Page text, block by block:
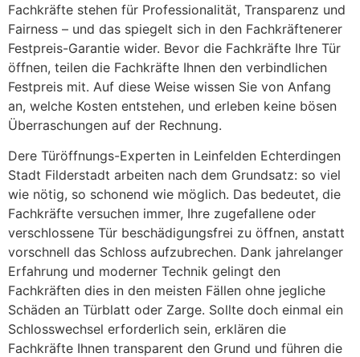
Fachkräfte stehen für Professionalität, Transparenz und
Fairness – und das spiegelt sich in den Fachkräftenerer
Festpreis-Garantie wider. Bevor die Fachkräfte Ihre Tür
öffnen, teilen die Fachkräfte Ihnen den verbindlichen
Festpreis mit. Auf diese Weise wissen Sie von Anfang
an, welche Kosten entstehen, und erleben keine bösen
Überraschungen auf der Rechnung.
Dere Türöffnungs-Experten in Leinfelden Echterdingen
Stadt Filderstadt arbeiten nach dem Grundsatz: so viel
wie nötig, so schonend wie möglich. Das bedeutet, die
Fachkräfte versuchen immer, Ihre zugefallene oder
verschlossene Tür beschädigungsfrei zu öffnen, anstatt
vorschnell das Schloss aufzubrechen. Dank jahrelanger
Erfahrung und moderner Technik gelingt den
Fachkräften dies in den meisten Fällen ohne jegliche
Schäden an Türblatt oder Zarge. Sollte doch einmal ein
Schlosswechsel erforderlich sein, erklären die
Fachkräfte Ihnen transparent den Grund und führen die